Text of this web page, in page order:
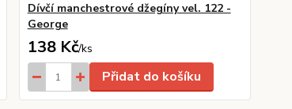
Dívčí manchestrové džegíny vel. 122 -
George
138 Kč/ks
Přidat do košíku